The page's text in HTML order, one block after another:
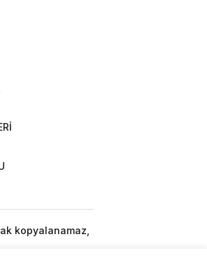
kopyalanamaz,